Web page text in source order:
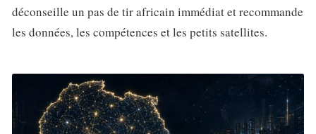
déconseille un pas de tir africain immédiat et recommande
les données, les compétences et les petits satellites.